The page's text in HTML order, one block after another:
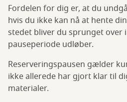
Fordelen for dig er, at du
hvis du ikke kan nå at hente
stedet bliver du sprunget over
pauseperiode udløber.
Reserveringspausen gælder
ikke allerede har gjort klar til
materialer.